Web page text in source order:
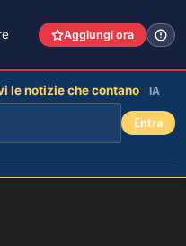
Aggiungi ora
le notizie che contano IA
Entra